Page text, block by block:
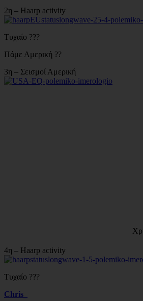
2η – Haarp activity
Τυχαίο ???
Πάμε Αμερική ??
3η – Σεισμοί Αμερική
4η – Haarp activity
Τυχαίο ???
Chris_